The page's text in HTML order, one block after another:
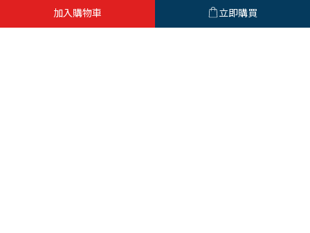
加入購物車 立即購買
統一編號：93552421
門市地址：265 宜蘭縣羅東鎮興東路232號